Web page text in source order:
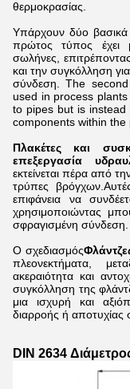
θερμοκρασίας.
Υπάρχουν δύο βασικά
πρώτος τύπος έχει
σωλήνες,
και την συγκόλληση
σύνδεση. The
used in process
to pipes but is
components within the
Πλακέτες και
επεξεργασία
εκτείνεται πέρα από
τρύπες
επιφάνεια να
χρησιμοποιώντας
σφραγισμένη σύνδεση.
Ο σχεδιασμός
πλεονεκτήματα,
ακεραιότητα και
συγκόλληση της
μια ισχυρή και
διαρροής ή αποτυχίας
DIN 2634